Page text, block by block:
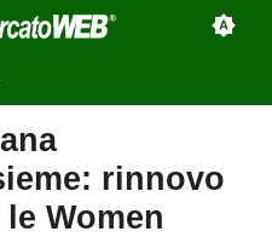
rinnovo
Women